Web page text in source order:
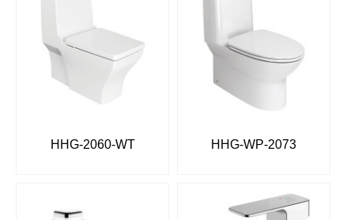
HHG-2060-WT HHG-WP-2073